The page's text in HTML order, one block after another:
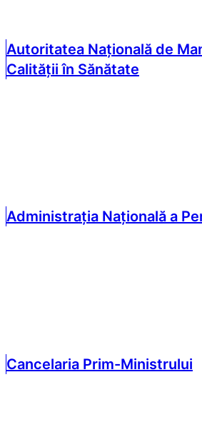
Autoritatea Națională de
Calității în Sănătate
Administrația Națională a
Cancelaria Prim-Ministrului